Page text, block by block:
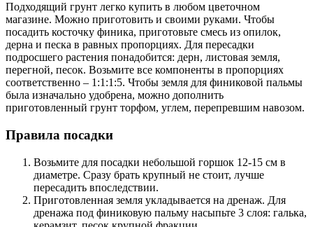
Подходящий грунт легко купить в любом цветочном
магазине. Можно приготовить и своими руками. Чтобы
посадить косточку финика, приготовьте смесь из опилок,
дерна и песка в равных пропорциях. Для пересадки
подросшего растения понадобится: дерн, листовая земля,
перегной, песок. Возьмите все компоненты в пропорциях
соответственно – 1:1:1:5. Чтобы земля для финиковой пальмы
была изначально удобрена, можно дополнить
приготовленный грунт торфом, углем, перепревшим навозом.
Правила посадки
Возьмите для посадки небольшой горшок 12-15 см в
диаметре. Сразу брать крупный не стоит, лучше
пересадить впоследствии.
Приготовленная земля укладывается на дренаж. Для
дренажа под финиковую пальму насыпьте 3 слоя: галька,